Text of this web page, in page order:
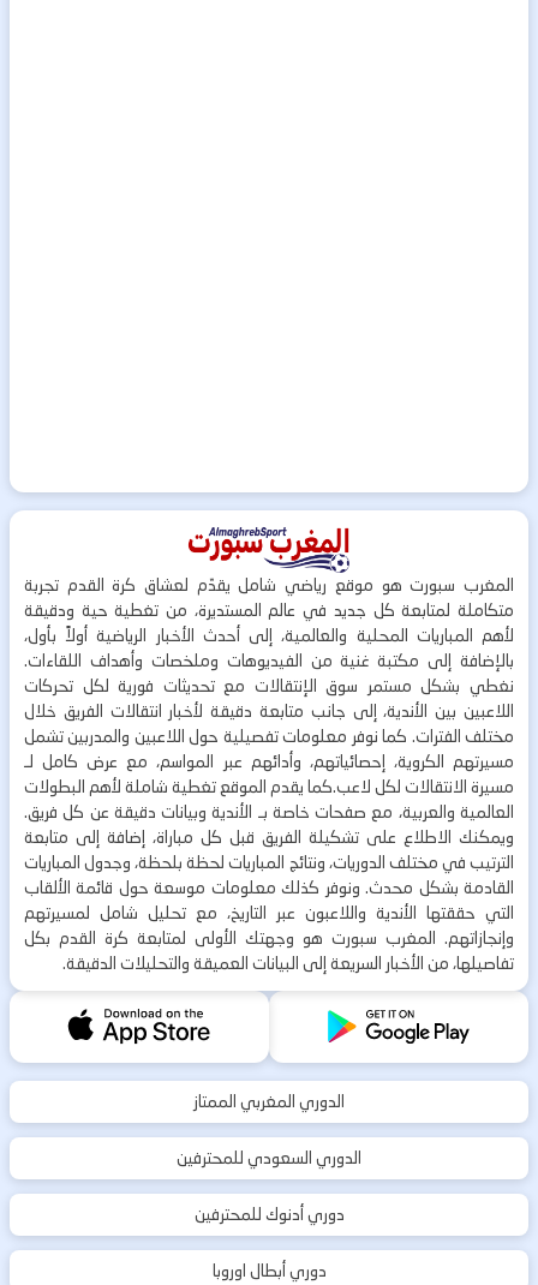
المغرب سبورت هو موقع رياضي شامل يقدّم لعشاق كرة القدم تجربة
متكاملة لمتابعة كل جديد في عالم المستديرة، من تغطية حية ودقيقة
لأهم المباريات المحلية والعالمية، إلى أحدث الأخبار الرياضية أولاً بأول،
بالإضافة إلى مكتبة غنية من الفيديوهات وملخصات وأهداف اللقاءات.
نغطي بشكل مستمر سوق الإنتقالات مع تحديثات فورية لكل تحركات
اللاعبين بين الأندية، إلى جانب متابعة دقيقة لأخبار انتقالات الفريق خلال
مختلف الفترات. كما نوفر معلومات تفصيلية حول اللاعبين والمدربين تشمل
مسيرتهم الكروية، إحصائياتهم، وأدائهم عبر المواسم، مع عرض كامل لـ
مسيرة الانتقالات لكل لاعب.كما يقدم الموقع تغطية شاملة لأهم البطولات
العالمية والعربية، مع صفحات خاصة بـ الأندية وبيانات دقيقة عن كل فريق.
ويمكنك الاطلاع على تشكيلة الفريق قبل كل مباراة، إضافة إلى متابعة
الترتيب في مختلف الدوريات، ونتائج المباريات لحظة بلحظة، وجدول المباريات
القادمة بشكل محدث. ونوفر كذلك معلومات موسعة حول قائمة الألقاب
التي حققتها الأندية واللاعبون عبر التاريخ، مع تحليل شامل لمسيرتهم
وإنجازاتهم. المغرب سبورت هو وجهتك الأولى لمتابعة كرة القدم بكل
تفاصيلها، من الأخبار السريعة إلى البيانات العميقة والتحليلات الدقيقة.
الدوري المغربي الممتاز
الدوري السعودي للمحترفين
دوري أدنوك للمحترفين
دوري أبطال اوروبا